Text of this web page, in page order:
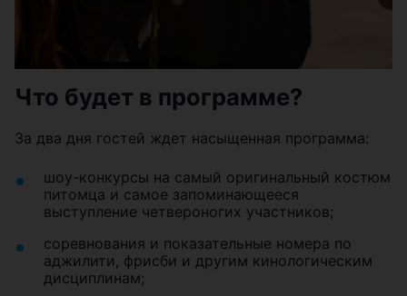
Что будет в программе?
За два дня гостей ждет насыщенная программа:
шоу-конкурсы на самый оригинальный костюм
питомца и самое запоминающееся
выступление четвероногих участников;
соревнования и показательные номера по
аджилити, фрисби и другим кинологическим
дисциплинам;